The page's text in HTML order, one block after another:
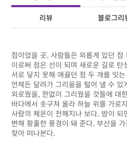
리뷰 블로그리
점이었을 곳. 사람들은 외롭게 있던
이로써 점은 선이 되며 새로운 길로
서로 닿지 못해 애끓던 점 두 개를 잇
언제든 달려가 그리움을 털어 낼 수
외로웠을, 한없이 그리웠을 것들에 대
바다에서 솟구쳐 올라 하늘 위를 가로
사람의 체온이 전해지나 보다. 밤이 되
변해 황홀한 풍경이 돼 준다. 부산을
찾아 떠나본다.